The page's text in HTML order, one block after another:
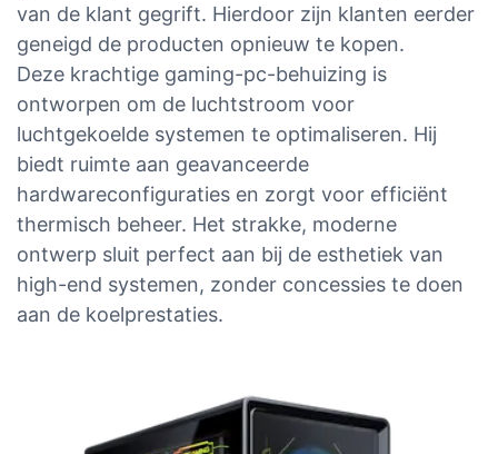
van de klant gegrift. Hierdoor zijn klanten eerder
geneigd de producten opnieuw te kopen.
Deze krachtige gaming-pc-behuizing is
ontworpen om de luchtstroom voor
luchtgekoelde systemen te optimaliseren. Hij
biedt ruimte aan geavanceerde
hardwareconfiguraties en zorgt voor efficiënt
thermisch beheer. Het strakke, moderne
ontwerp sluit perfect aan bij de esthetiek van
high-end systemen, zonder concessies te doen
aan de koelprestaties.